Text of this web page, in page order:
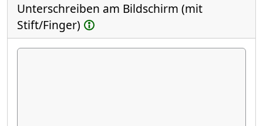
Unterschreiben am Bildschirm (mit
Stift/Finger)